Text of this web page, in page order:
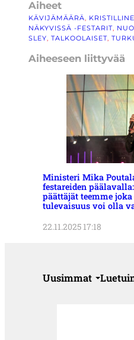
Aiheet
KÄVIJÄMÄÄRÄ
NÄKYVISSÄ -FESTARIT
SLEY TALKOOLAISET
Aiheeseen liittyvää
Ministeri Mika
festareiden
päättäjät teemme
tulevaisuus voi olla
22.11.2025 17:18
Uusimmat